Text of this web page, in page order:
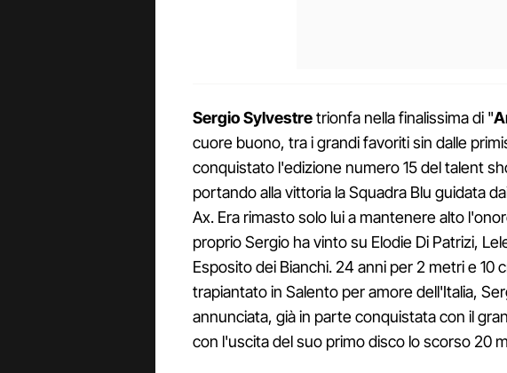
Sergio Sylvestretrionfa nella finalissima di "
cuore buono, tra i grandi favoriti sin dalle
conquistato l'edizione numero 15 del talent
portando alla vittoria la Squadra Blu guidata
Ax. Era rimasto solo lui a mantenere alto
proprio Sergio ha vinto su Elodie Di Patrizi,
Esposito dei Bianchi. 24 anni per 2 metri e 10
trapiantato in Salento per amore dell'Italia,
annunciata, già in parte conquistata con il
con l'uscita del suo primo disco lo scorso 20